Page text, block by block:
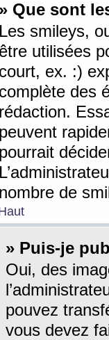
» Que sont
Les smileys,
être utilisées
court, ex. :)
complète des
rédaction.
peuvent
pourrait
nombre de
» Puis-je
Oui, des
pouvez
vous devez